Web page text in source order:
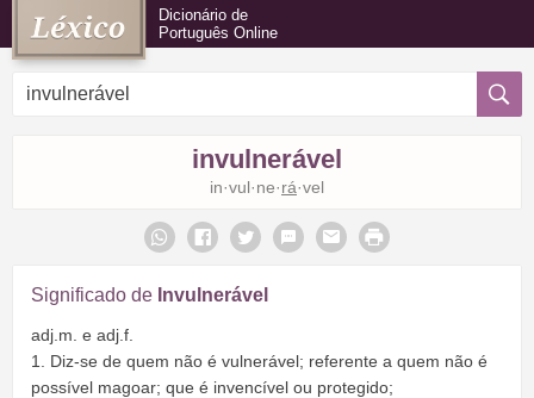
Dicionário de
Português Online
invulnerável
in·vul·ne·rá·vel
Significado de Invulnerável
adj.m. e adj.f.
1. Diz-se de quem não é vulnerável; referente a quem não é
possível magoar; que é invencível ou protegido;